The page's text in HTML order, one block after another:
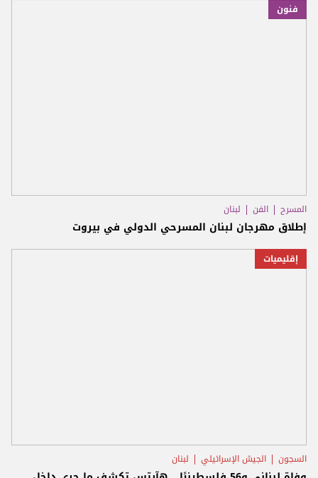
فنون
المسرح الفن لبنان
إطلاق مهرجان لبنان المسرحي الدولي في بيروت
إقليميات
السجون الجيش الإسرائيلي لبنان